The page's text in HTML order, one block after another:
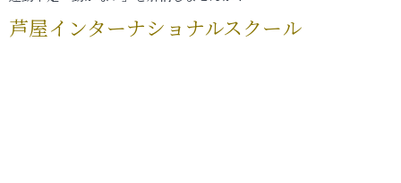
芦屋インターナショナルスクール